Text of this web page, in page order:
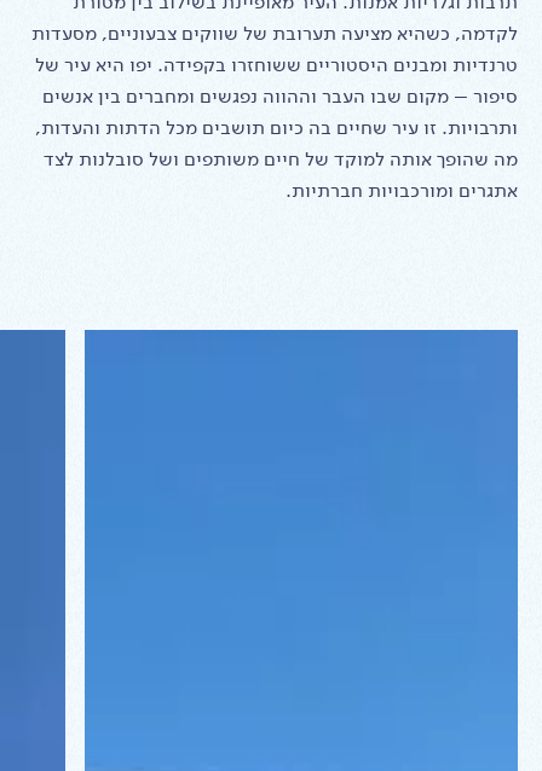
לקדמה, כשהיא מציעה תערובת של שווקים צבעוניים, מסעדות
טרנדיות ומבנים היסטוריים ששוחזרו בקפידה. יפו היא עיר של
סיפור – מקום שבו העבר וההווה נפגשים ומחברים בין אנשים
ותרבויות. זו עיר שחיים בה כיום תושבים מכל הדתות והעדות,
מה שהופך אותה למוקד של חיים משותפים ושל סובלנות לצד
אתגרים ומורכבויות חברתיות.